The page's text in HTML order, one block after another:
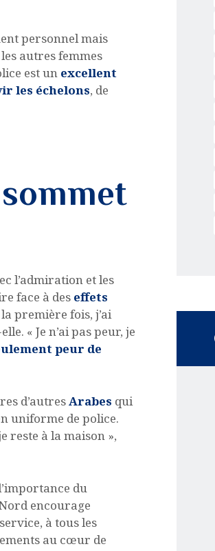
personnel mais
autres femmes
est un excellent
les échelons, de
l’admiration et les
face à des effets
première fois, j’ai
« Je n’ai pas peur, je
peur de
d’autresArabes qui
uniforme de police.
reste à la maison »,
du
encourage
à tous les
au cœur de